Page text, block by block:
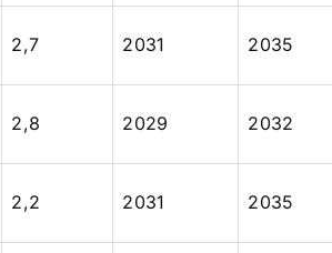
2,7 2031 2035
2,8 2029 2032
2,2 2031 2035